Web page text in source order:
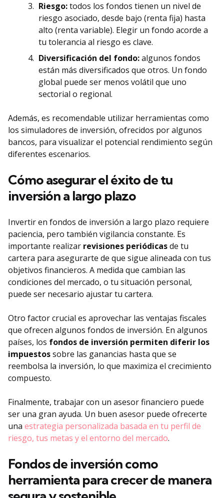
Riesgo:todos los fondos tienen un nivel de
riesgo asociado, desde bajo (renta fija) hasta
alto (renta variable). Elegir un fondo acorde a
tu tolerancia al riesgo es clave.
Diversificación del fondo:algunos fondos
están más diversificados que otros. Un fondo
global puede ser menos volátil que uno
sectorial o regional.
Además, es recomendable utilizar herramientas como
los simuladores de inversión, ofrecidos por algunos
bancos, para visualizar el potencial rendimiento según
diferentes escenarios.
Cómo asegurar el éxito de tu
inversión a largo plazo
Invertir en fondos de inversión a largo plazo requiere
paciencia, pero también vigilancia constante. Es
importante realizar revisiones periódicasde tu
cartera para asegurarte de que sigue alineada con tus
objetivos financieros. A medida que cambian las
condiciones del mercado, o tu situación personal,
puede ser necesario ajustar tu cartera.
Otro factor crucial es aprovechar las ventajas fiscales
que ofrecen algunos fondos de inversión. En algunos
países, los fondos de inversión permiten diferir los
impuestossobre las ganancias hasta que se
reembolsa la inversión, lo que maximiza el crecimiento
compuesto.
Finalmente, trabajar con un asesor financiero puede
ser una gran ayuda. Un buen asesor puede ofrecerte
una estrategia personalizada basada en tu perfil de
riesgo, tus metas y el entorno del mercado.
Fondos de inversión como
herramienta para crecer de manera